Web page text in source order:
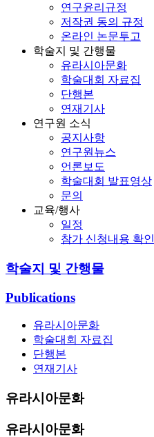
연구윤리규정
저작권 동의 규정
온라인 논문투고
학술지 및 간행물
유라시아문화
학술대회 자료집
단행본
연재기사
연구원 소식
공지사항
연구원뉴스
언론보도
학술대회 발표영상
문의
교육/행사
일정
참가 신청내용 확인
학술지 및 간행물
Publications
유라시아문화
학술대회 자료집
단행본
연재기사
유라시아문화
유라시아문화